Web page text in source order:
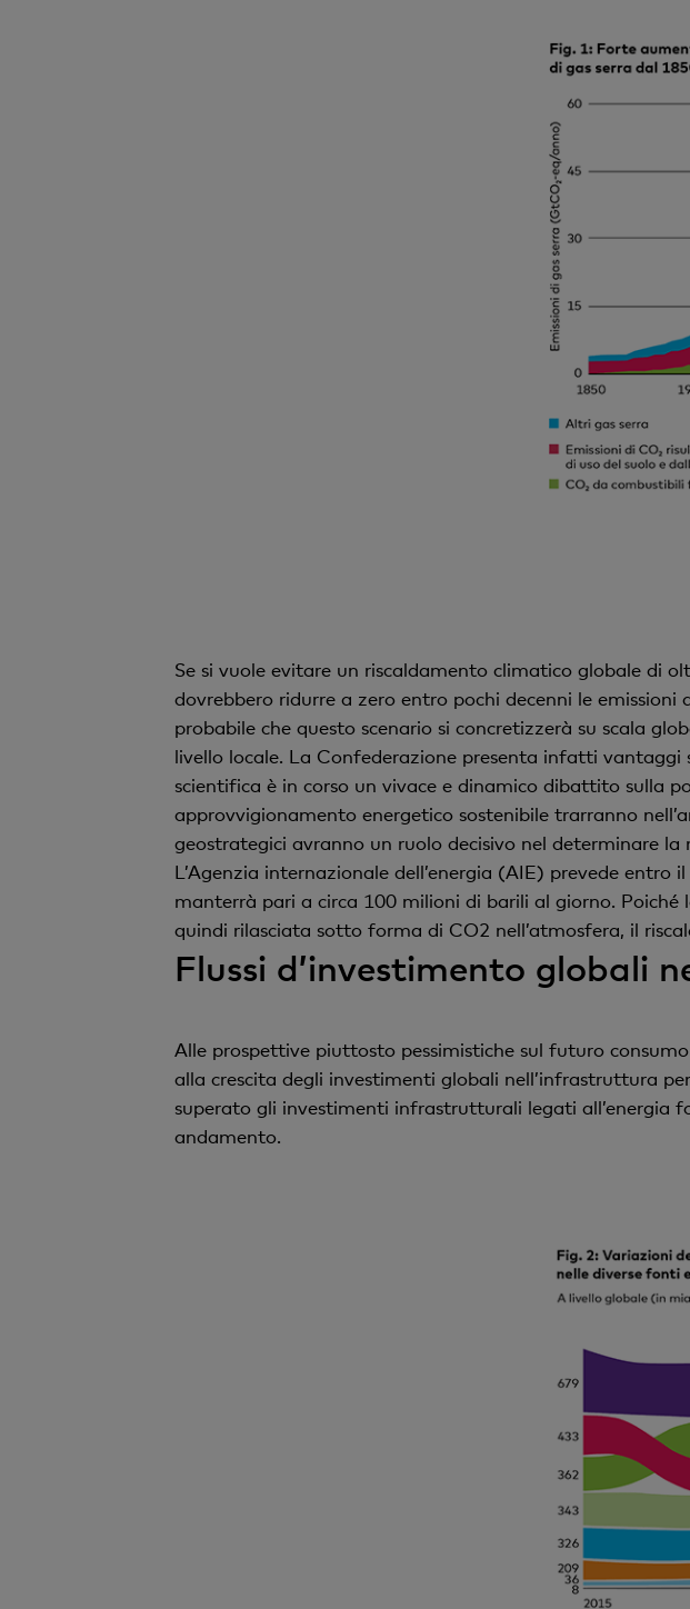
Se si vuole evitare un riscaldamento climatico globale di
dovrebbero ridurre a zero entro pochi decenni le
probabile che questo scenario si concretizzerà su scala
livello locale. La Confederazione presenta infatti
scientifica è in corso un vivace e dinamico dibattito sulla
approvvigionamento energetico sostenibile trarranno
geostrategici avranno un ruolo decisivo nel determinare
L’Agenzia internazionale dell’energia (AIE) prevede
manterrà pari a circa 100 milioni di barili al giorno.
quindi rilasciata sotto forma di CO2 nell’atmosfera, il
Flussi d’investimento globali
Alle prospettive piuttosto pessimistiche sul futuro
alla crescita degli investimenti globali nell’infrastruttura
superato gli investimenti infrastrutturali legati all’energia
andamento.